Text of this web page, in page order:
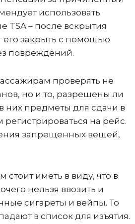
использовать
TSA – после вскрытия
его закрыть с помощью
повреждений.
проверять не
но и то, разрешены ли
них предметы для сдачи в
на рейс.
запрещенных вещей,
стоит иметь в виду, что в
нельзя ввозить и
сигареты и вейпы. То
в список для изъятия.